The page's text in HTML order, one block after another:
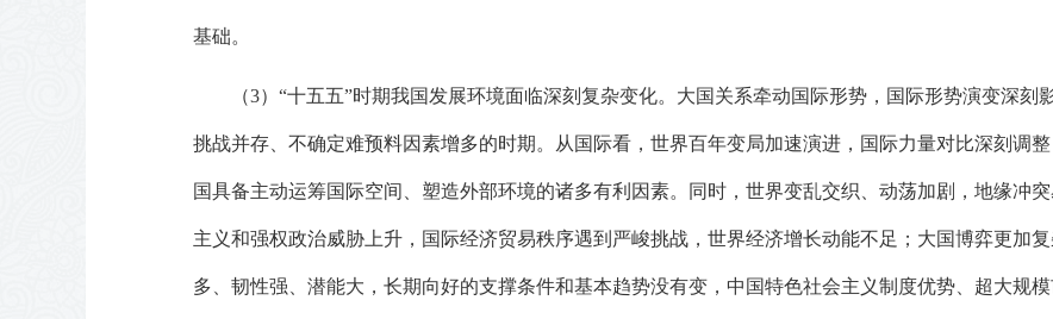
基础。
（3）“十五五”时期我国发展环境面临深刻复杂变化。大国关系牵动国际形势，国际形势演变深
挑战并存、不确定难预料因素增多的时期。从国际看，世界百年变局加速演进，国际力量对比深刻调
国具备主动运筹国际空间、塑造外部环境的诸多有利因素。同时，世界变乱交织、动荡加剧，地缘冲
主义和强权政治威胁上升，国际经济贸易秩序遇到严峻挑战，世界经济增长动能不足；大国博弈更加
多、韧性强、潜能大，长期向好的支撑条件和基本趋势没有变，中国特色社会主义制度优势、超大规